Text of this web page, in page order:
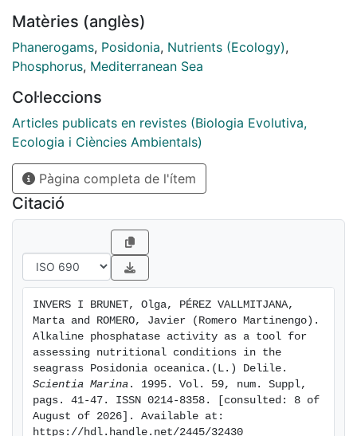
(as phosphate, added to the sediment, 1 month in situ)
decreased APA by 40-75%, also depending on the
plant part. We conclude that alkaline phosphatase
seagrass. We used this indicator to assess the P-
nutritional status in a series of meadows in the NW
Mediterranean, finding a high geographical variability,
but correlations between APA and basic features of
the meadows (carbonate content of the sediment,
organic content of the sediment, shoot density, etc.)
were not significant. Consequently, phosphorus
deficiency does not seem to be directly related to
these descriptors.
Matèries (anglès)
Phanerogams, Posidonia, Nutrients (Ecology),
Phosphorus, Mediterranean Sea
Col·leccions
Articles publicats en revistes (Biologia Evolutiva,
Ecologia i Ciències Ambientals)
Pàgina completa de l'ítem
Citació
INVERS I BRUNET, Olga, PÉREZ VALLMITJANA,
Marta and ROMERO, Javier (Romero Martinengo).
Alkaline phosphatase activity as a tool for
assessing nutritional conditions in the
Scientia Marina . 1995. Vol. 59, num. Suppl,
pags. 41-47. ISSN 0214-8358. [consulted: 8 of
August of 2026]. Available at:
https://hdl.handle.net/2445/32430